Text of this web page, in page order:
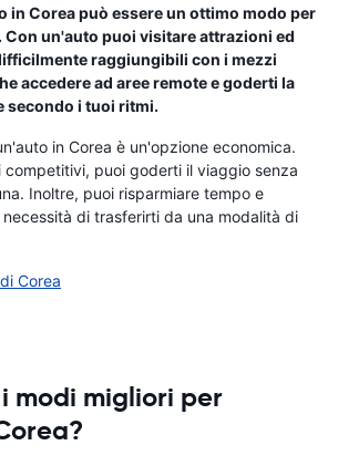
in Corea può essere un ottimo modo per
Con un'auto puoi visitare attrazioni ed
raggiungibili con i mezzi
accedere ad aree remote e goderti la
secondo i tuoi ritmi.
in Corea è un'opzione economica.
puoi goderti il ​​viaggio senza
Inoltre, puoi risparmiare tempo e
di trasferirti da una modalità di
Corea
modi migliori per